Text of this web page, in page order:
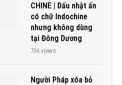
CHINE | Dấu nhật ấn
có chữ Indochine
nhưng không dùng
tại Đông Dương
736 views
Người Pháp xóa bỏ